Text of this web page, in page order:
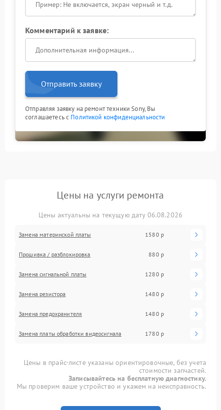
Комментарий к заявке:
Отправить заявку
Отправляя заявку на ремонт техники Sony, Вы
соглашаетесь с Политикой конфиденциальности
Цены на услуги ремонта
Цены актуальны на текущую дату 06.08.2026
Замена материнской платы 1580 р
Прошивка / разблокировка 880 р
Замена сигнальной платы 1280 р
Замена резистора 1480 р
Замена предохранителя 1480 р
Замена платы обработки видеосигнала 1780 р
Цены в прайс-листе указаны ориентировочные, без учета
стоимости запчастей.
Записывайтесь на бесплатную диагностику.
Мы проверим ваше устройство и укажем на неисправность.